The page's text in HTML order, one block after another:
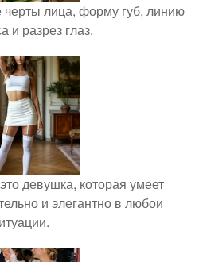
лица, форму губ, линию
и разрез глаз.
девушка, которая умеет
и элегантно в любои